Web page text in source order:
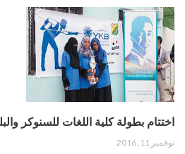
اختتام بطولة كلية اللغات للسنوكر
نوفمبر 11, 2016